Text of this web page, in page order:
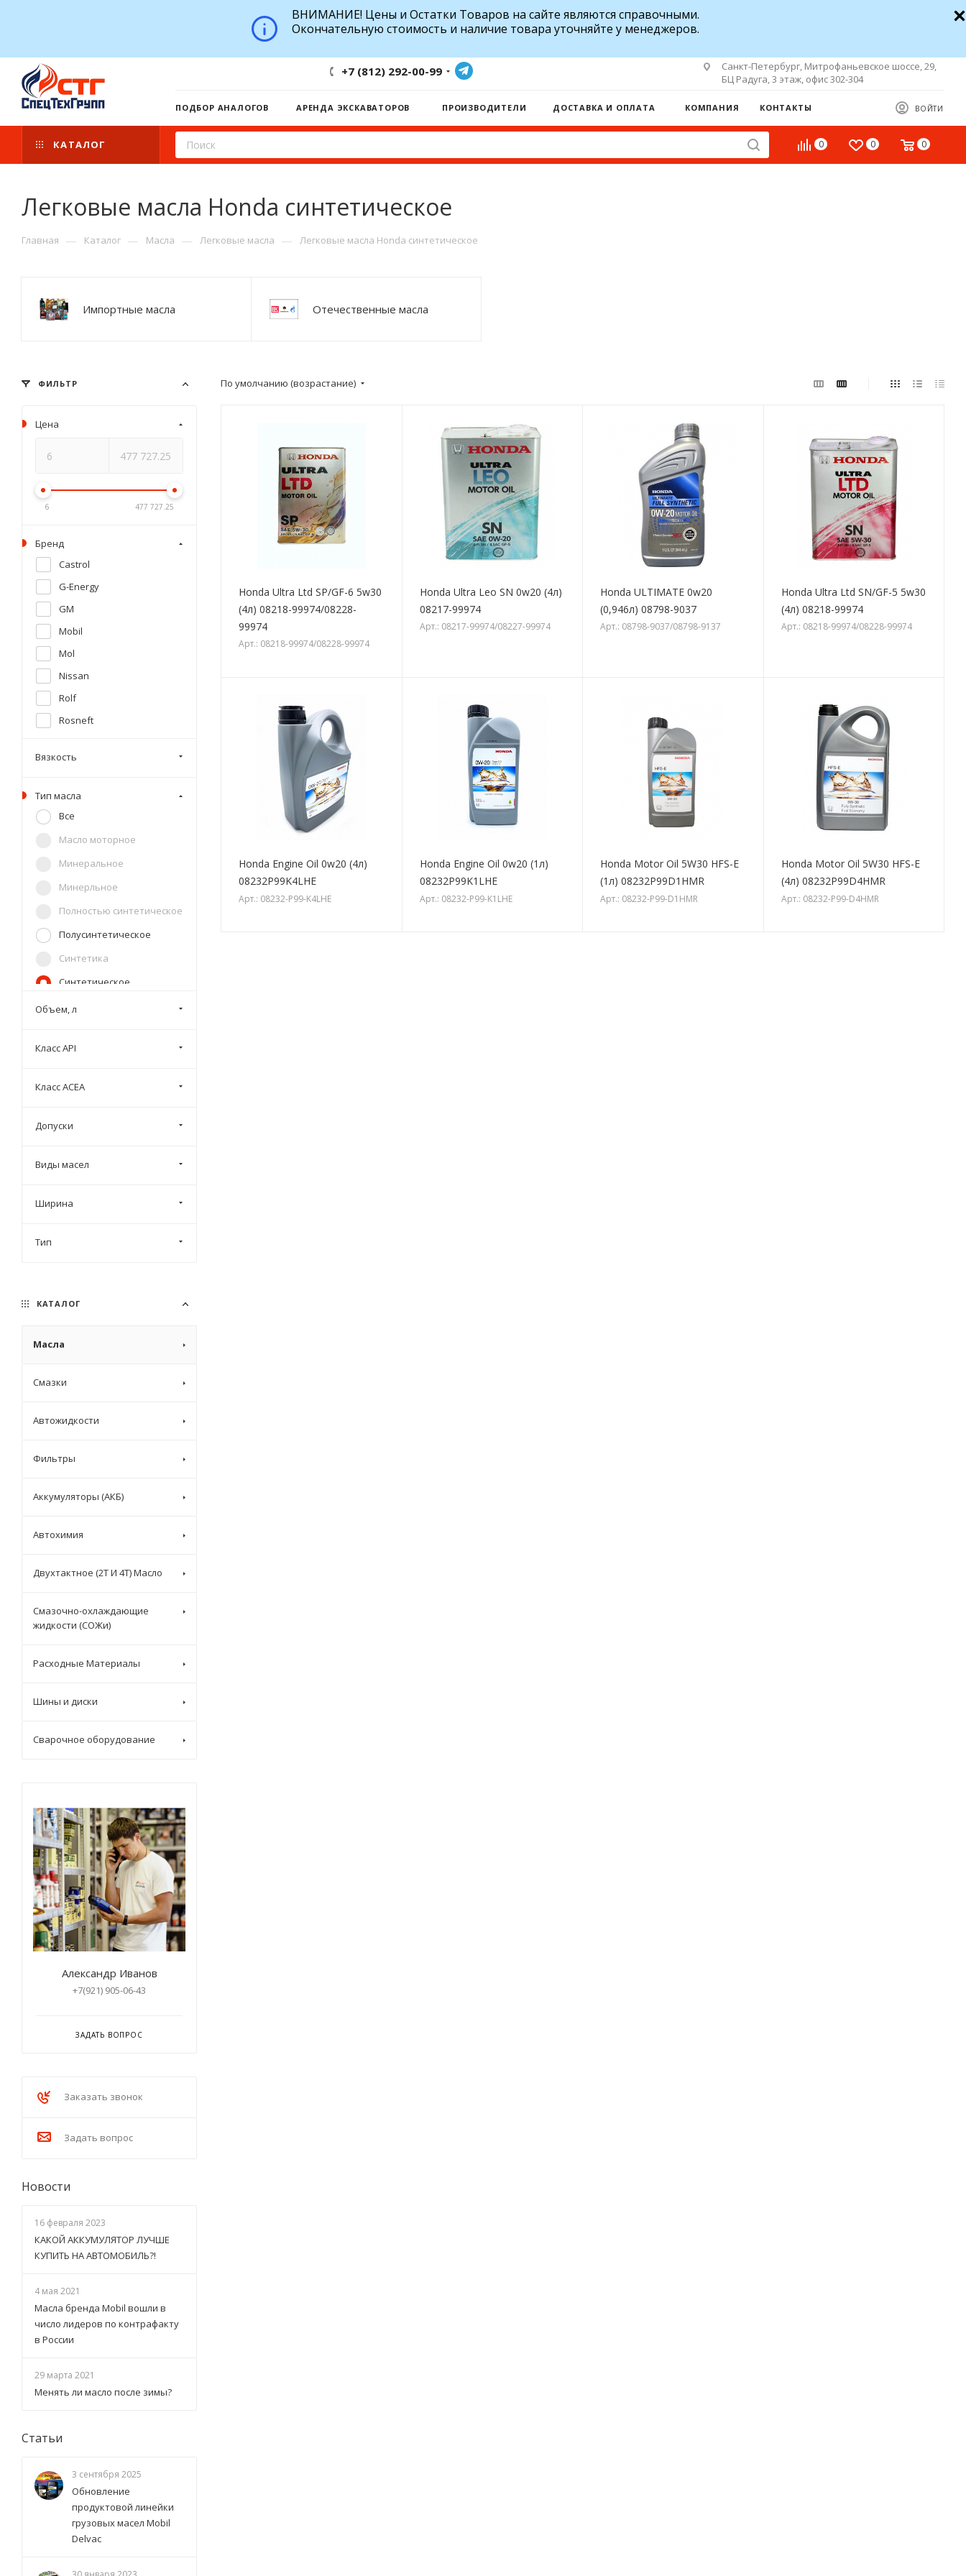
ВНИМАНИЕ! Цены и Остатки Товаров на сайте являются справочными.
Окончательную стоимость и наличие товара уточняйте у менеджеров.
+7 (812) 292-00-99
Санкт-Петербург, Митрофаньевское шоссе, 29,
БЦ Радуга, 3 этаж, офис 302-304
ВОЙТИ
ПОДБОР АНАЛОГОВ АРЕНДА ЭКСКАВАТОРОВ ПРОИЗВОДИТЕЛИ ДОСТАВКА И ОПЛАТА КОМПАНИЯ КОНТАКТЫ
0 0 0
КАТАЛОГ
Легковые масла Honda синтетическое
Главная — Каталог — Масла — Легковые масла — Легковые масла Honda синтетическое
Импортные масла Отечественные масла
По умолчанию (возрастание)
Honda Ultra Ltd SP/GF-6 5w30
(4л) 08218-99974/08228-
99974
Арт.: 08218-99974/08228-99974
Honda Ultra Leo SN 0w20 (4л)
08217-99974
Арт.: 08217-99974/08227-99974
Honda ULTIMATE 0w20
(0,946л) 08798-9037
Арт.: 08798-9037/08798-9137
Honda Ultra Ltd SN/GF-5 5w30
(4л) 08218-99974
Арт.: 08218-99974/08228-99974
Honda Engine Oil 0w20 (4л)
08232P99K4LHE
Арт.: 08232-P99-K4LHE
Honda Engine Oil 0w20 (1л)
08232P99K1LHE
Арт.: 08232-P99-K1LHE
Honda Motor Oil 5W30 HFS-E
(1л) 08232P99D1HMR
Арт.: 08232-P99-D1HMR
Honda Motor Oil 5W30 HFS-E
(4л) 08232P99D4HMR
Арт.: 08232-P99-D4HMR
ФИЛЬТР
Цена
6 477 727.25
Бренд
Castrol
G-Energy
GM
Mobil
Mol
Nissan
Rolf
Rosneft
Taif
Девон
BIZOL
BMW
Elf
Fanfaro
Hyundai
Lopal
Mazda
Mitsubishi
OPET
ReinWell
THE BEAST
VAG
Вязкость
Тип масла
Все
Масло моторное
Минеральное
Минерльное
Полностью синтетическое
Полусинтетическое
Синтетика
Синтетическое
Объем, л
Класс API
Класс ACEA
Допуски
Виды масел
Ширина
Тип
КАТАЛОГ
Масла
Смазки
Автожидкости
Фильтры
Аккумуляторы (АКБ)
Автохимия
Двухтактное (2T И 4T) Масло
Смазочно-охлаждающие
жидкости (СОЖи)
Расходные Материалы
Шины и диски
Сварочное оборудование
Александр Иванов
+7(921) 905-06-43
ЗАДАТЬ ВОПРОС
Заказать звонок
Задать вопрос
Новости
16 февраля 2023
КАКОЙ АККУМУЛЯТОР ЛУЧШЕ
КУПИТЬ НА АВТОМОБИЛЬ?!
4 мая 2021
Масла бренда Mobil вошли в
число лидеров по контрафакту
в России
29 марта 2021
Менять ли масло после зимы?
Статьи
3 сентября 2025
Обновление
продуктовой линейки
грузовых масел Mobil
Delvac